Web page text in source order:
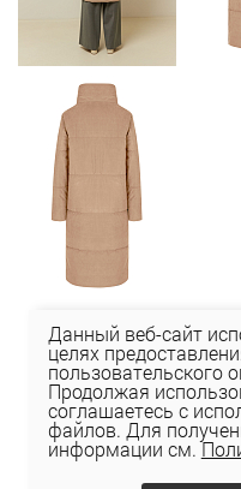
Данный веб-сайт
целях
пользовательского
Продолжая
соглашаетесь с
файлов. Для
информации см.